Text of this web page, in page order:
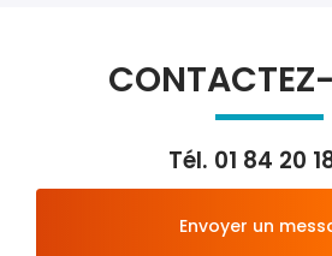
Tél. 01 84 20
Envoyer un